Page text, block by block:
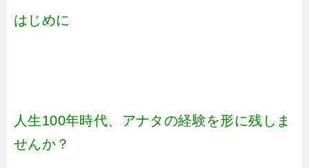
はじめに
人生100年時代、アナタの経験を形に残しま
せんか？